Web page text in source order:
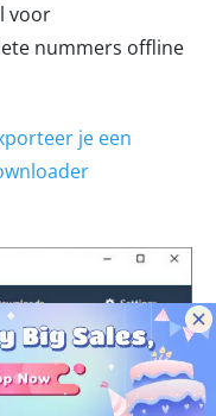
voor
nummers offline
je een